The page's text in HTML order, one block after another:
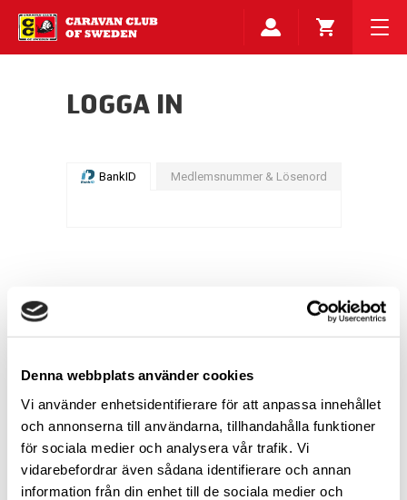
Denna webbplats använder cookies
Vi använder enhetsidentifierare för att anpassa innehållet
och annonserna till användarna, tillhandahålla funktioner
för sociala medier och analysera vår trafik. Vi
vidarebefordrar även sådana identifierare och annan
information från din enhet till de sociala medier och
LOGGA IN
BankID Medlemsnummer & Lösenord